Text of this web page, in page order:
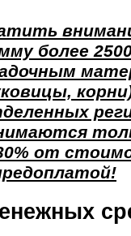
более
от